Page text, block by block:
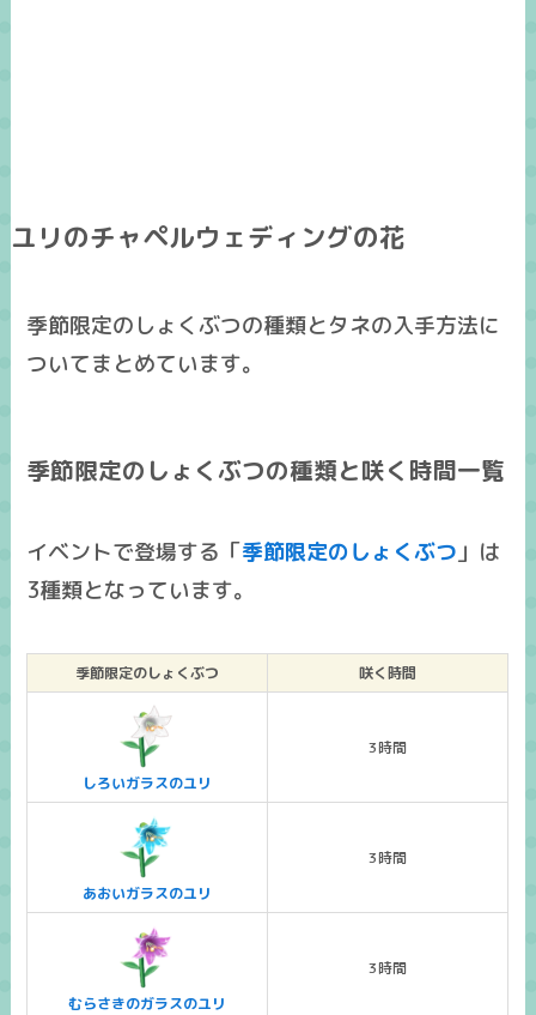
ユリのチャペルウェディングの花
季節限定のしょくぶつの種類とタネの入手方法に
ついてまとめています。
季節限定のしょくぶつの種類と咲く時間一覧
イベントで登場する「季節限定のしょくぶつ」は
3種類となっています。
季節限定のしょくぶつ 咲く時間
しろいガラスのユリ
3時間
あおいガラスのユリ
3時間
むらさきのガラスのユリ
3時間